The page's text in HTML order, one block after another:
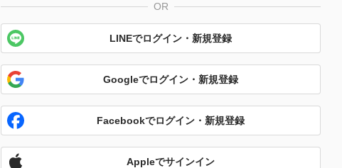
OR
LINEでログイン・新規登録
Googleでログイン・新規登録
Facebookでログイン・新規登録
Appleでサインイン